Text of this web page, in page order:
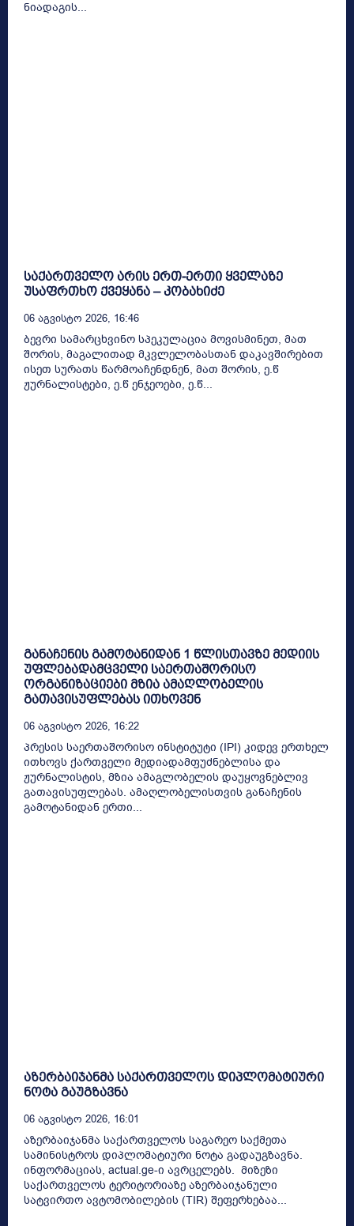
ნიადაგის...
საქართველო არის ერთ-ერთი ყველაზე
უსაფრთხო ქვეყანა – კობახიძე
06 Აგვისტო 2026, 16:46
ბევრი სამარცხვინო სპეკულაცია მოვისმინეთ, მათ
შორის, მაგალითად მკვლელობასთან დაკავშირებით
ისეთ სურათს წარმოაჩენდნენ, მათ შორის, ე.წ
ჟურნალისტები, ე.წ ენჯეოები, ე.წ...
განაჩენის გამოტანიდან 1 წლისთავზე მედიის
უფლებადამცველი საერთაშორისო
ორგანიზაციები მზია ამაღლობელის
გათავისუფლებას ითხოვენ
06 Აგვისტო 2026, 16:22
პრესის საერთაშორისო ინსტიტუტი (IPI) კიდევ ერთხელ
ითხოვს ქართველი მედიადამფუძნებლისა და
ჟურნალისტის, მზია ამაგლობელის დაუყოვნებლივ
გათავისუფლებას. ამაღლობელისთვის განაჩენის
გამოტანიდან ერთი...
აზერბაიჯანმა საქართველოს დიპლომატიური
ნოტა გაუგზავნა
06 Აგვისტო 2026, 16:01
აზერბაიჯანმა საქართველოს საგარეო საქმეთა
სამინისტროს დიპლომატიური ნოტა გადაუგზავნა.
ინფორმაციას, actual.ge-ი ავრცელებს. მიზეზი
საქართველოს ტერიტორიაზე აზერბაიჯანული
სატვირთო ავტომობილების (TIR) შეფერხებაა...